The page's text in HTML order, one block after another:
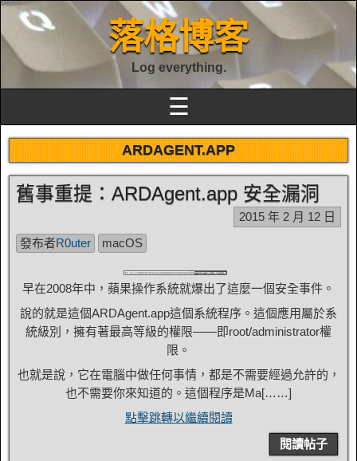
落格博客
Log everything.
☰
ARDAGENT.APP
舊事重提：ARDAgent.app 安全漏洞
2015 年 2 月 12 日
發布者R0uter macOS
早在2008年中，蘋果操作系統就爆出了這麼一個安全事件。
說的就是這個ARDAgent.app這個系統程序。這個應用屬於系
統級別，擁有著最高等級的權限——即root/administrator權
限。
也就是說，它在電腦中做任何事情，都是不需要經過允許的，
也不需要你來知道的。這個程序是Ma[……]
點擊跳轉以繼續閱讀
閱讀帖子